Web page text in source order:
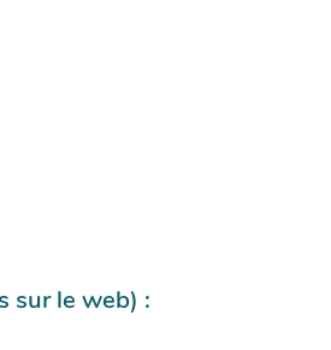
sur le web) :